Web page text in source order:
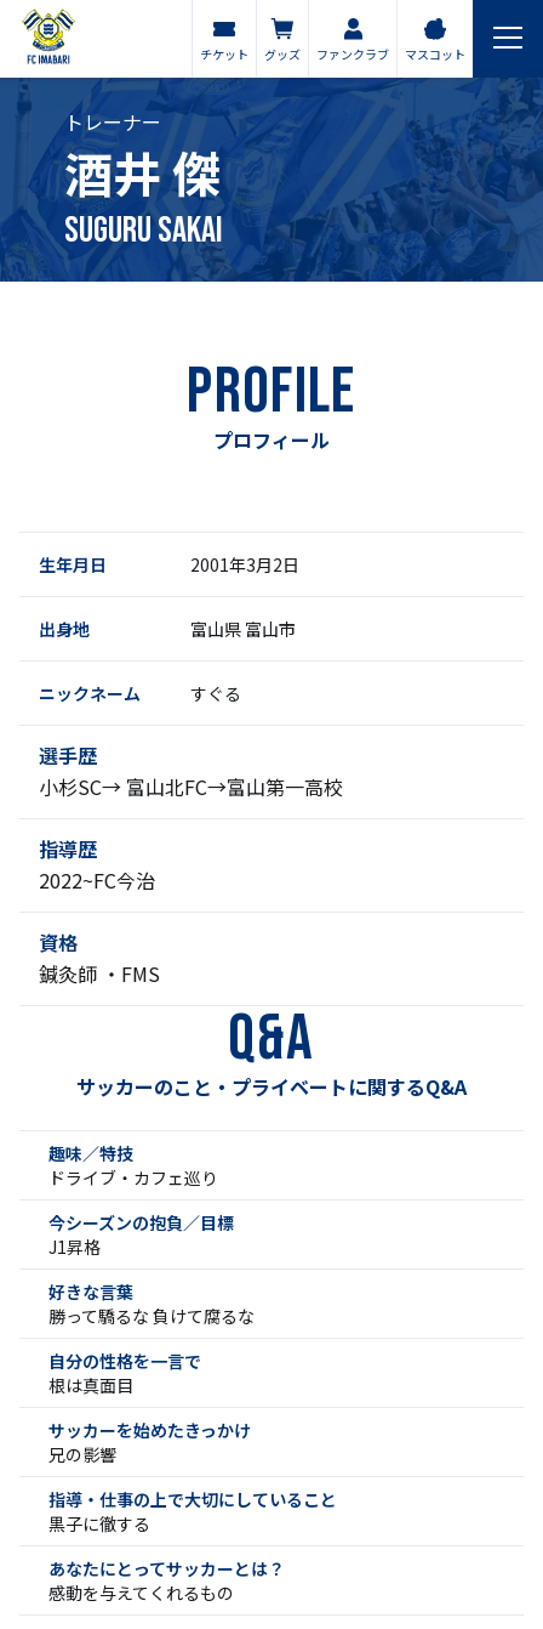
チケット グッズ ファンクラブ マスコット
トレーナー
酒井 傑
Suguru SAKAI
PROFILE
プロフィール
生年月日 2001年3月2日
出身地 富山県 富山市
ニックネーム すぐる
選手歴
小杉SC→ 富山北FC→富山第一高校
指導歴
2022~FC今治
資格
鍼灸師 ・FMS
Q&A
サッカーのこと・プライベートに関するQ&A
趣味／特技
ドライブ・カフェ巡り
今シーズンの抱負／目標
J1昇格
好きな言葉
勝って驕るな 負けて腐るな
自分の性格を一言で
根は真面目
サッカーを始めたきっかけ
兄の影響
指導・仕事の上で大切にしていること
黒子に徹する
あなたにとってサッカーとは？
感動を与えてくれるもの